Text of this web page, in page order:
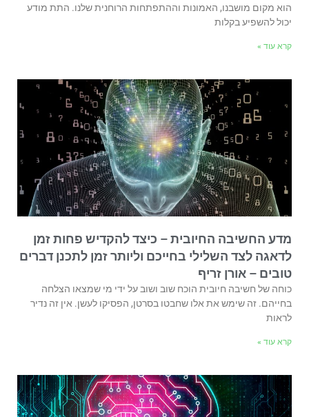
הוא מקום מושבנו, האמונות וההתפתחות הרוחנית שלנו. התת מודע
יכול להשפיע בקלות
קרא עוד »
מדע החשיבה החיובית – כיצד להקדיש פחות זמן
לדאגה לצד השלילי בחייכם וליותר זמן לתכנן דברים
טובים – אורן זריף
כוחה של חשיבה חיובית הוכח שוב ושוב על ידי מי שמצאו הצלחה
בחייהם. זה שימש את אלו שחבטו בסרטן, הפסיקו לעשן. אין זה נדיר
לראות
קרא עוד »